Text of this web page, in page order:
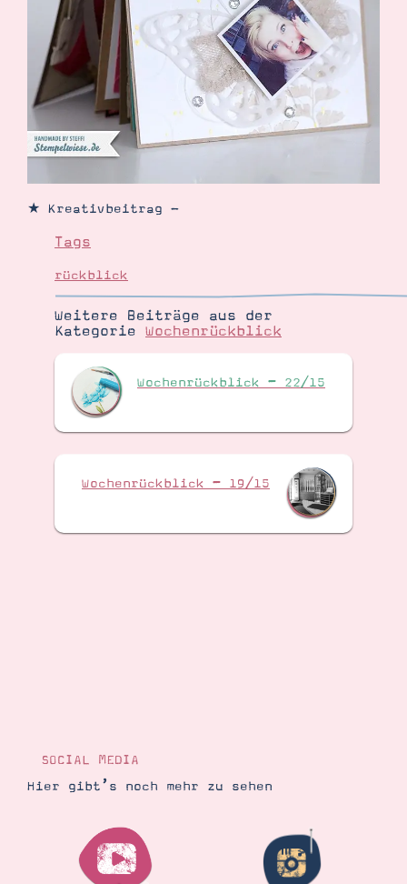
★ Kreativbeitrag -
Tags
rückblick
Weitere Beiträge aus der
Kategorie Wochenrückblick
Wochenrückblick – 22/15
Wochenrückblick – 19/15
SOCIAL MEDIA
Hier gibt’s noch mehr zu sehen